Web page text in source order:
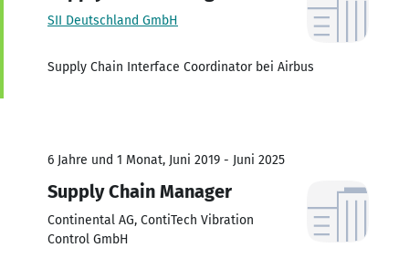
SII Deutschland GmbH
Supply Chain Interface Coordinator bei Airbus
6 Jahre und 1 Monat, Juni 2019 - Juni 2025
Supply Chain Manager
Continental AG, ContiTech Vibration
Control GmbH